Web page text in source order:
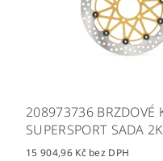
208973736 BRZDOVÉ
SUPERSPORT SADA
15 904,96 Kč bez DPH